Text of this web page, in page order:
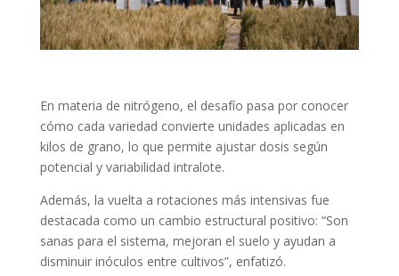
En materia de nitrógeno, el desafío pasa por conocer
cómo cada variedad convierte unidades aplicadas en
kilos de grano, lo que permite ajustar dosis según
potencial y variabilidad intralote.
Además, la vuelta a rotaciones más intensivas fue
destacada como un cambio estructural positivo: “Son
sanas para el sistema, mejoran el suelo y ayudan a
disminuir inóculos entre cultivos”, enfatizó.